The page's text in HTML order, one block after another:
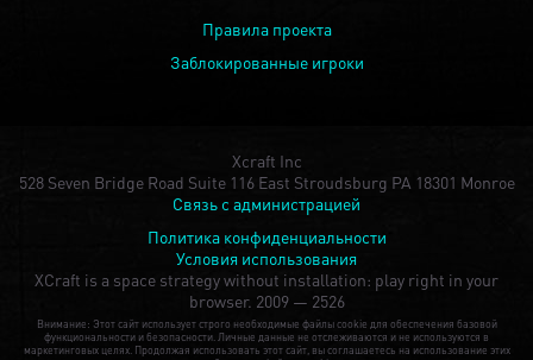
Правила проекта
Заблокированные игроки
Xcraft Inc
528 Seven Bridge Road Suite 116 East Stroudsburg PA 18301 Monroe
Связь с администрацией
Политика конфиденциальности
Условия использования
XCraft is a space strategy without installation: play right in your
browser. 2009 — 2526
Внимание: Этот сайт использует строго необходимые файлы cookie для обеспечения базовой
функциональности и безопасности. Личные данные не отслеживаются и не используются в
маркетинговых целях. Продолжая использовать этот сайт, вы соглашаетесь на использование этих